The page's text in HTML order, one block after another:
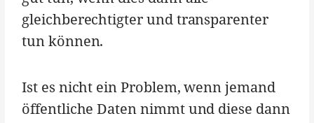
gleichberechtigter und transparenter
tun können.
Ist es nicht ein Problem, wenn jemand
öffentliche Daten nimmt und diese dann